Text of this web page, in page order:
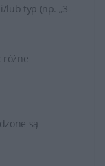
lub typ (np. „3-
różne
są